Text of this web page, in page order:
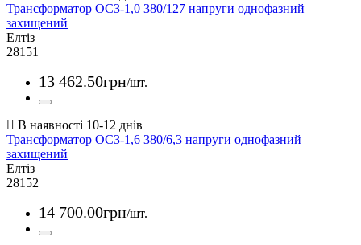
Трансформатор ОСЗ-1,0 380/127 напруги однофазний
захищений
Елтіз
28151
13 462.50грн/шт.
Трансформатор ОСЗ-1,6 380/6,3 напруги однофазний
захищений
Елтіз
28152
14 700.00грн/шт.